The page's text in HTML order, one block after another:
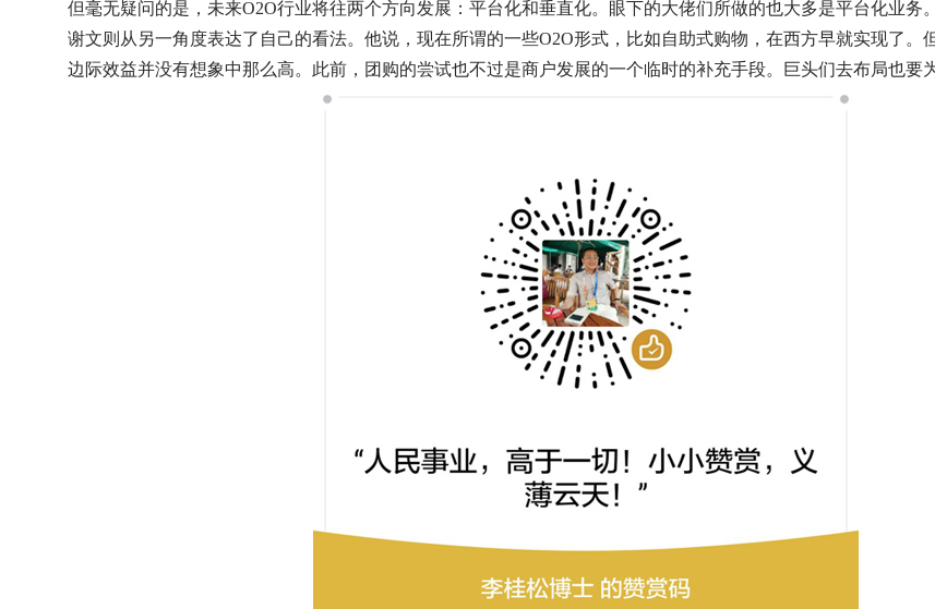
但毫无疑问的是，未来O2O行业将往两个方向发展：平台化和垂直化。眼下的大佬们所做的也大多是平台化业务。
谢文则从另一角度表达了自己的看法。他说，现在所谓的一些O2O形式，比如自助式购物，在西方早就实现了。
边际效益并没有想象中那么高。此前，团购的尝试也不过是商户发展的一个临时的补充手段。巨头们去布局也要